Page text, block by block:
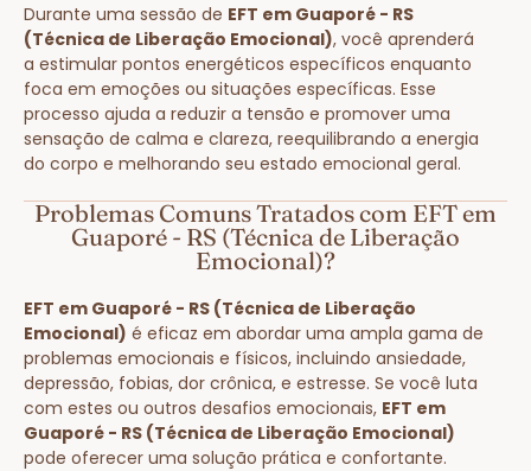
Durante uma sessão de EFT em Guaporé - RS
(Técnica de Liberação Emocional), você aprenderá
a estimular pontos energéticos específicos enquanto
foca em emoções ou situações específicas. Esse
processo ajuda a reduzir a tensão e promover uma
sensação de calma e clareza, reequilibrando a energia
do corpo e melhorando seu estado emocional geral.
Problemas Comuns Tratados com EFT em
Guaporé - RS (Técnica de Liberação
Emocional)?
EFT em Guaporé - RS (Técnica de Liberação
Emocional) é eficaz em abordar uma ampla gama de
problemas emocionais e físicos, incluindo ansiedade,
depressão, fobias, dor crônica, e estresse. Se você luta
com estes ou outros desafios emocionais, EFT em
Guaporé - RS (Técnica de Liberação Emocional)
pode oferecer uma solução prática e confortante.